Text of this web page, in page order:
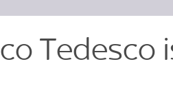
Tedesco